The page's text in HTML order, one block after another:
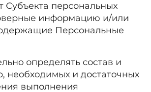
Субъекта персональных
информацию и/или
Персональные
определять состав и
необходимых и достаточных
выполнения